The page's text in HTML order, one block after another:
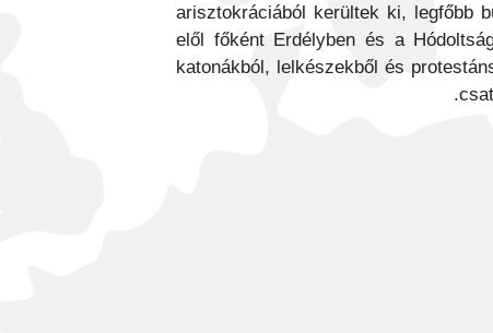
arisztokráciából kerültek ki, legfőbb
elől főként Erdélyben és a
katonákból, lelkészekből és